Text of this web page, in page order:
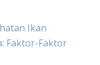
Ikan
Faktor-Faktor